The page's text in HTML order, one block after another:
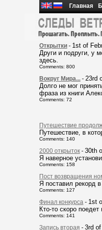
Главная
Открытки - 1st of
Други и подруги, у
здесь.
Comments: 800
Вокруг Мира... - 23rd
Долго не мог
фраза из книги
Comments: 72
Путешествие
Путешествие, в
Comments: 140
2000 открыток - 30th
Я наверное
Comments: 158
Пост возвращения
Я поставил рекорд
Comments: 127
Финал конкурса - 1st
Кто-то скоро поедет
Comments: 141
Запись вторая - 3rd